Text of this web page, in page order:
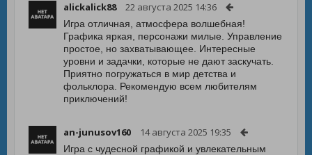
alickalick88 22 августа 2025 14:36
Игра отличная, атмосфера волшебная!
Графика яркая, персонажи милые. Управление
простое, но захватывающее. Интересные
уровни и задачки, которые не дают заскучать.
Приятно погружаться в мир детства и
фольклора. Рекомендую всем любителям
приключений!
an-junusov160 14 августа 2025 19:35
Игра с чудесной графикой и увлекательным